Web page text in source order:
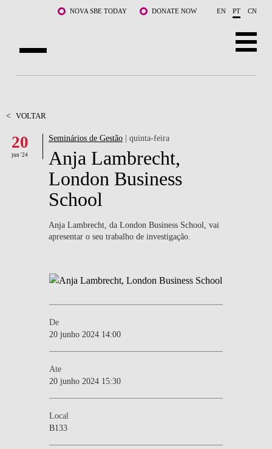
Saltar para o conteúdo principalNOVA SBE TODAY DONATE NOW EN PT CN
DOCENTES E INVESTIGAÇÃO
COMUNIDADE
LIFE AT NOVA SBE
WHAT'S HAPPENING
< VOLTAR
20
jun '24
Seminários de Gestão | quinta-feira
Anja Lambrecht,
London Business
School
Anja Lambrecht, da London Business School, vai
apresentar o seu trabalho de investigação.
De
20 junho 2024 14:00
Ate
20 junho 2024 15:30
Local
B133